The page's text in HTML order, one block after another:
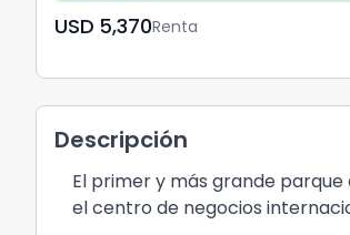
USD	5,370Renta
Descripción
El primer y más grande
el centro de negocios